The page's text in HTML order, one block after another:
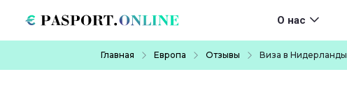
Main navigation
О нас
Главная Европа Отзывы Виза в Нидерланды